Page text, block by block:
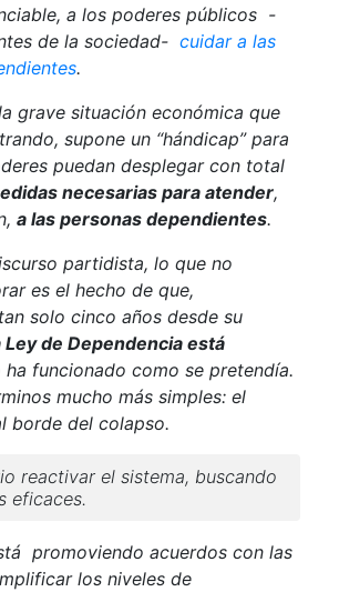
a los poderes públicos -
de la sociedad- cuidar a las
.
grave situación económica que
supone un “hándicap” para
puedan desplegar con total
necesarias para atender,
a las personas dependientes.
partidista, lo que no
es el hecho de que,
solo cinco años desde su
Ley de Dependencia está
ha funcionado como se pretendía.
mucho más simples: el
borde del colapso.
reactivar el sistema, buscando
eficaces.
promoviendo acuerdos con las
los niveles de